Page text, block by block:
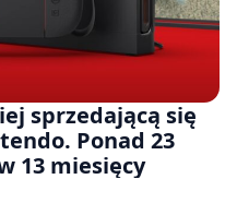
sprzedającą się
Ponad 23
13 miesięcy